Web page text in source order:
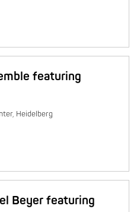
featuring
Heidelberg
Beyer featuring